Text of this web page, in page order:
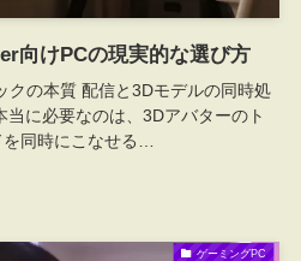
向けPCの現実的な選び方
クの本質 配信と3Dモデルの同時処
に必要なのは、3Dアバターのト
を同時にこなせる…
ゲーミングPC